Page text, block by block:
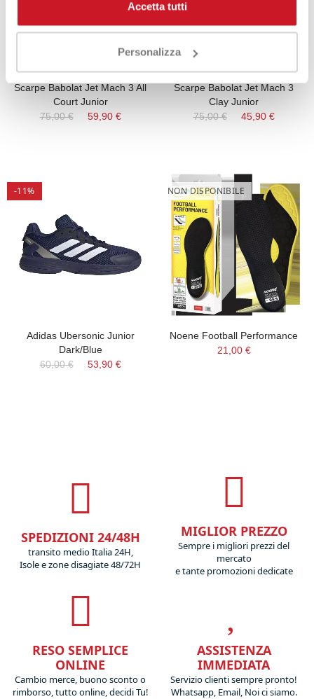
Accetta tutti
Personalizza
Scarpe Babolat Jet Mach 3 All
Court Junior
75,00 €
59,90 €
Scarpe Babolat Jet Mach 3
Clay Junior
75,00 €
45,90 €
-11%
Adidas Ubersonic Junior
Dark/Blue
60,00 €
53,90 €
NON DISPONIBILE
Noene Football Performance
21,00 €
SPEDIZIONI 24/48H
transito medio Italia 24H,
Isole e zone disagiate 48/72H
MIGLIOR PREZZO
Sempre i migliori prezzi del
mercato
e tante promozioni dedicate
RESO SEMPLICE
ONLINE
Cambio merce, buono sconto o
rimborso, tutto online, decidi Tu!
ASSISTENZA
IMMEDIATA
Servizio clienti sempre pronto!
Whatsapp, Email, Noi ci siamo.